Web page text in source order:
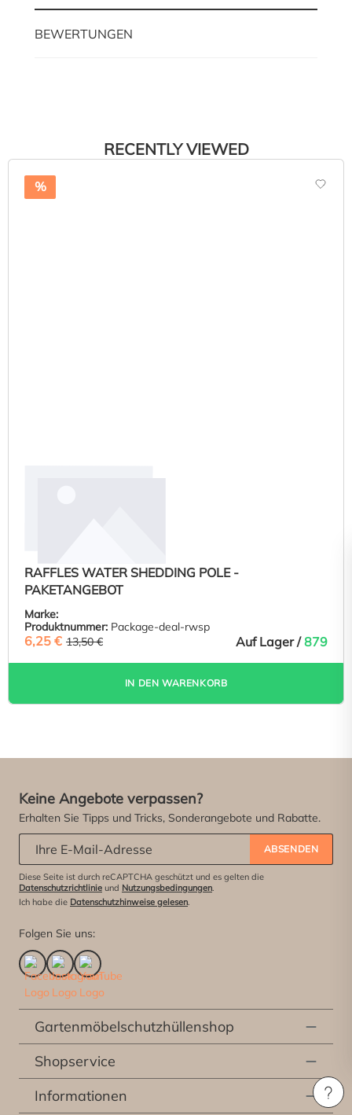
BEWERTUNGEN
RECENTLY VIEWED
%
RAFFLES WATER SHEDDING POLE -
PAKETANGEBOT
Marke:
Produktnummer: Package-deal-rwsp
6,25 € 13,50 €(53.7% GESPART) Auf Lager /879
IN DEN WARENKORB
Keine Angebote verpassen?
Erhalten Sie Tipps und Tricks, Sonderangebote und Rabatte.
ABSENDEN
Diese Seite ist durch reCAPTCHA geschützt und es gelten die
Datenschutzrichtlinie und Nutzungsbedingungen.
Ich habe die Datenschutzhinweise gelesen.
Folgen Sie uns:
Gartenmöbelschutzhüllenshop
Shopservice
Informationen